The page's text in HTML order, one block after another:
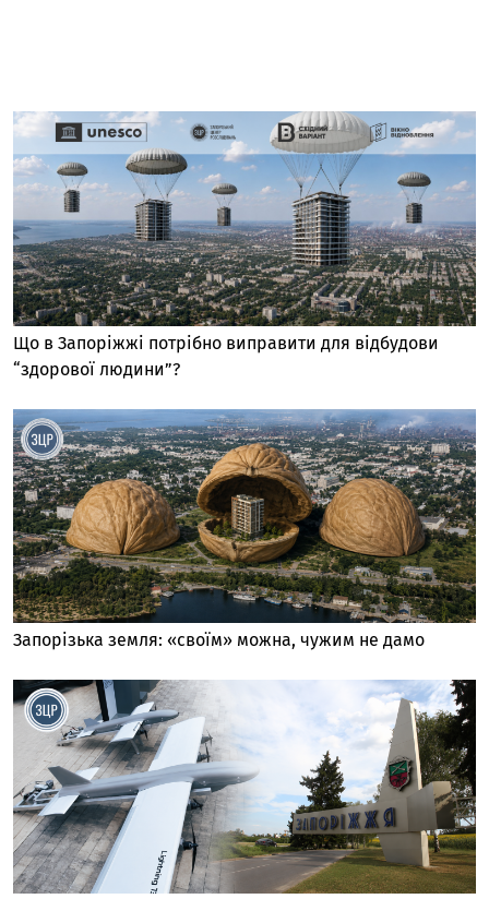
Що в Запоріжжі потрібно виправити для відбудови
“здорової людини”?
Запорізька земля: «своїм» можна, чужим не дамо